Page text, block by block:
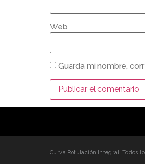
Web
Guarda mi nombre,
Curva Rotulación Integral. Todos